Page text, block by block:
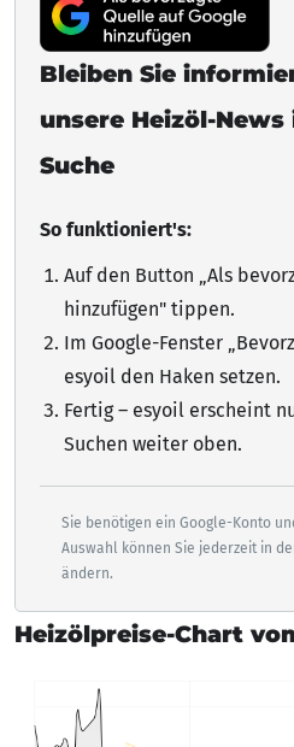
Bleiben Sie
unsere Heizöl-
Suche
So funktioniert's:
Auf den Button „Als
hinzufügen" tippen.
Im Google-Fenster
esyoil den Haken setzen.
Fertig – esyoil erscheint
Suchen weiter oben.
Sie benötigen ein Google-Konto
Auswahl können Sie jederzeit in
ändern.
Heizölpreise-Chart